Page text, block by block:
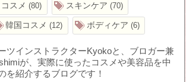
コスメ 80 スキンケア 70
韓国コスメ 12 ボディケア 6
ツインストラクターKyokoと、ブロガー兼
が、実際に使ったコスメや美容品を中
を紹介するブログです！